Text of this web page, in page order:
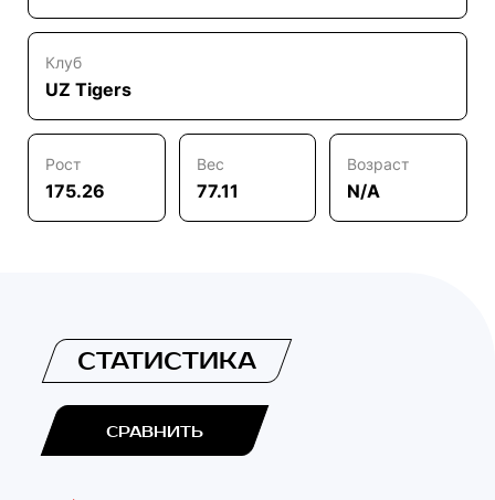
Клуб
UZ Tigers
Рост
175.26
Вес
77.11
Возраст
N/A
СТАТИСТИКА
СРАВНИТЬ